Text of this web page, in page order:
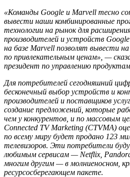
«Команды Google и Marvell тесно
вывести наши комбинированные
технологии на рынок для
производителей и устройств
на базе Marvell позволят вывести
по привлекательным ценам», —
президент по управлению
Для потребителей сегодняшний
бесконечный выбор устройств и
производителей и поставщиков
создание предложений, которые
чем у конкурентов, и по массовым
Connected TV Marketing (CTVMA)
по всему миру будет продано 123
телевизоров. Эти потребители
любимым сервисам — Netflix,
многим другим — в молниеносном,
ресурсосберегающем пакете.